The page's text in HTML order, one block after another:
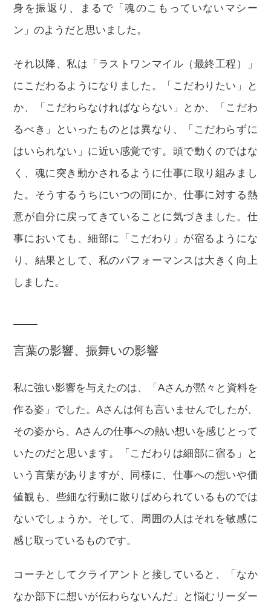
身を振返り、まるで「魂のこもっていないマシー
ン」のようだと思いました。
それ以降、私は「ラストワンマイル（最終工程）」
にこだわるようになりました。「こだわりたい」と
か、「こだわらなければならない」とか、「こだわ
るべき」といったものとは異なり、「こだわらずに
はいられない」に近い感覚です。頭で動くのではな
く、魂に突き動かされるように仕事に取り組みまし
た。そうするうちにいつの間にか、仕事に対する熱
意が自分に戻ってきていることに気づきました。仕
事においても、細部に「こだわり」が宿るようにな
り、結果として、私のパフォーマンスは大きく向上
しました。
言葉の影響、振舞いの影響
私に強い影響を与えたのは、「Aさんが黙々と資料を
作る姿」でした。Aさんは何も言いませんでしたが、
その姿から、Aさんの仕事への熱い想いを感じとって
いたのだと思います。「こだわりは細部に宿る」と
いう言葉がありますが、同様に、仕事への想いや価
値観も、些細な行動に散りばめられているものでは
ないでしょうか。そして、周囲の人はそれを敏感に
感じ取っているものです。
コーチとしてクライアントと接していると、「なか
なか部下に想いが伝わらないんだ」と悩むリーダー